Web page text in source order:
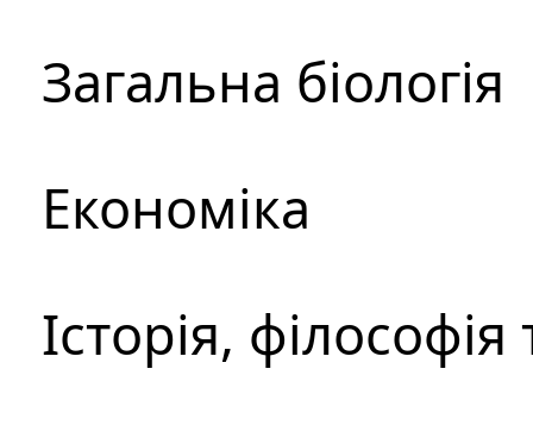
Загальна біологія
Економіка
Історія,